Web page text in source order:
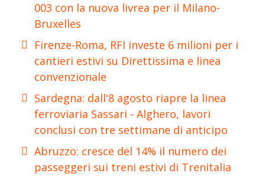
003 con la nuova livrea per il Milano-
Bruxelles
Firenze-Roma, RFI investe 6 milioni per i
cantieri estivi su Direttissima e linea
convenzionale
Sardegna: dall'8 agosto riapre la linea
ferroviaria Sassari - Alghero, lavori
conclusi con tre settimane di anticipo
Abruzzo: cresce del 14% il numero dei
passeggeri sui treni estivi di Trenitalia